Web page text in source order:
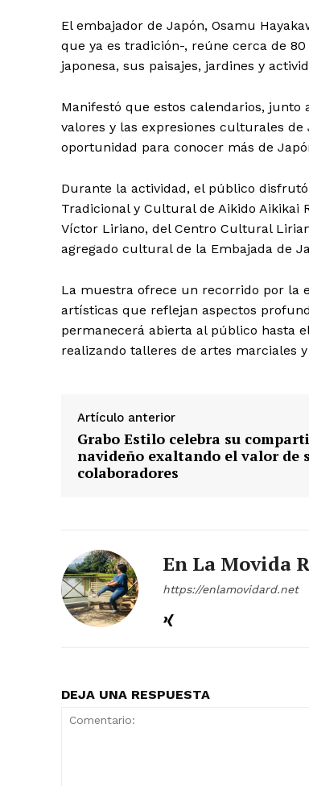
El embajador de Japón, Osamu
que ya es tradición-, reúne cerca de
japonesa, sus paisajes, jardines y
Manifestó que estos calendarios, junto
valores y las expresiones culturales de
oportunidad para conocer más de
Durante la actividad, el público
Tradicional y Cultural de Aikido Aikikai
Víctor Liriano, del Centro Cultural
agregado cultural de la Embajada de
La muestra ofrece un recorrido por la
artísticas que reflejan aspectos
permanecerá abierta al público hasta
realizando talleres de artes marciales
Artículo anterior
Grabo Estilo celebra su
navideño exaltando el valor de
colaboradores
En La Movida
https://enlamovidard.net
DEJA UNA RESPUESTA